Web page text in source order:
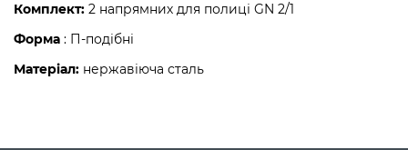
Комплект: 2 напрямних для полиці GN 2/1
Форма : П-подібні
Матеріал: нержавіюча сталь